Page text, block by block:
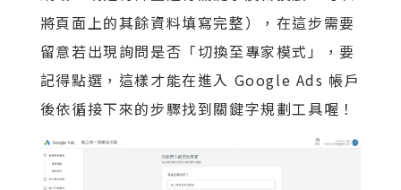
將頁面上的其餘資料填寫完整），在這步需要
留意若出現詢問是否「切換至專家模式」，要
記得點選，這樣才能在進入 Google Ads 帳戶
後依循接下來的步驟找到關鍵字規劃工具喔！